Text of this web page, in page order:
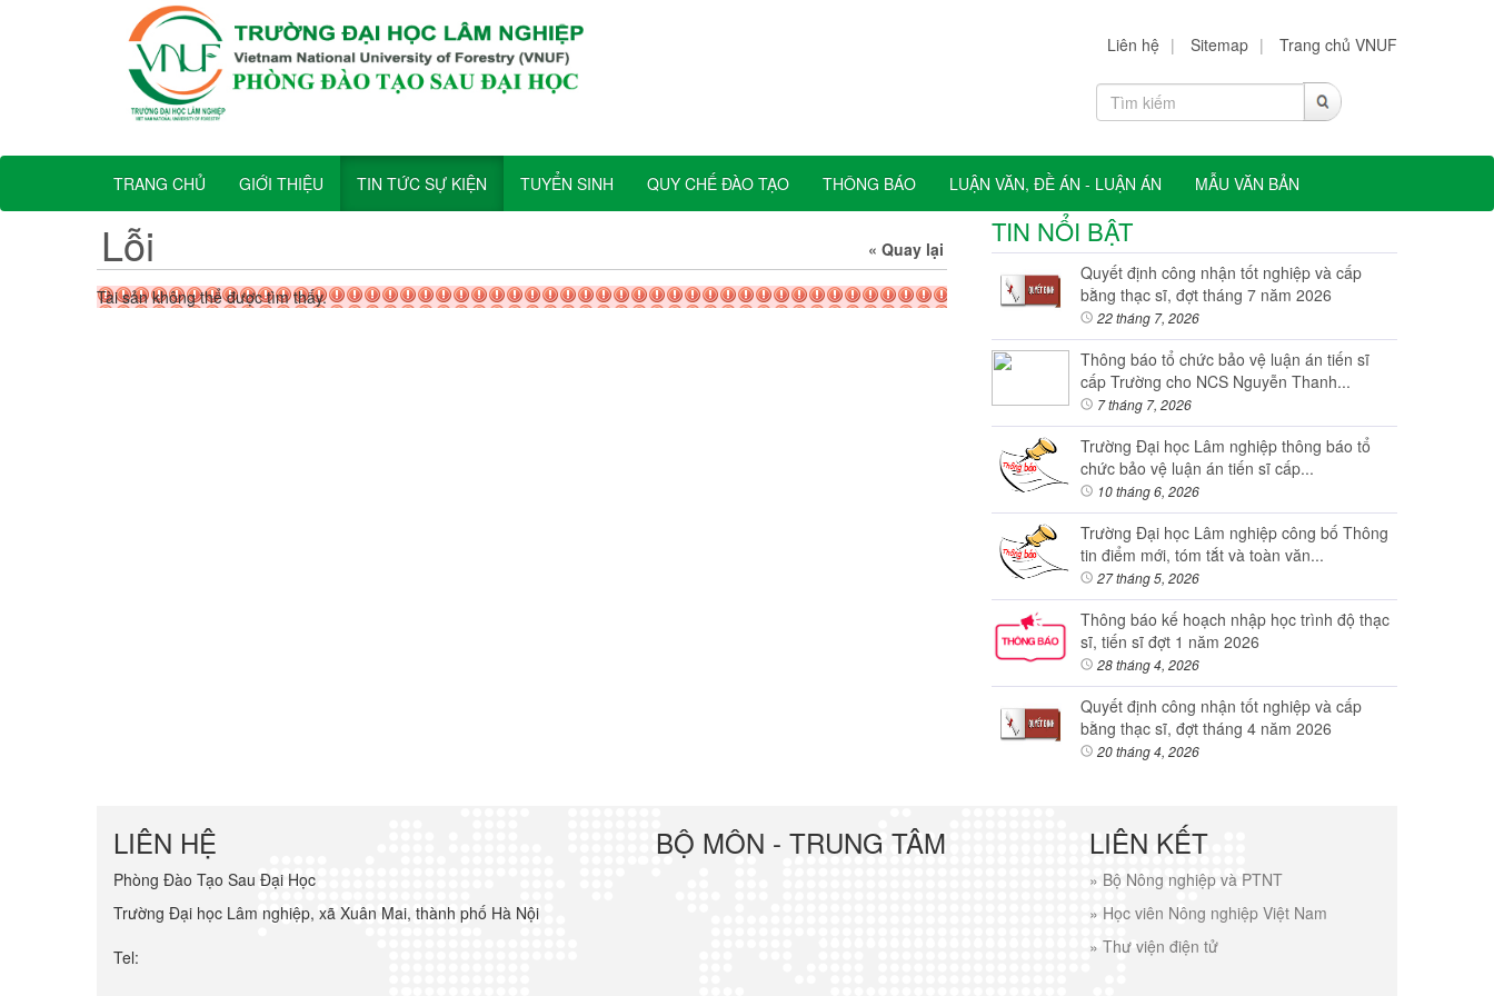
Liên hệ | Sitemap | Trang chủ VNUF
TRANG CHỦ GIỚI THIỆU TIN TỨC SỰ KIỆN TUYỂN SINH QUY CHẾ ĐÀO TẠO THÔNG BÁO LUẬN VĂN, ĐỀ ÁN - LUẬN ÁN MẪU VĂN BẢN
« Quay lại
Lỗi
Tài sản không thể được tìm thấy.
TIN NỔI BẬT
Quyết định công nhận tốt nghiệp và cấp
bằng thạc sĩ, đợt tháng 7 năm 2026
22 tháng 7, 2026
Thông báo tổ chức bảo vệ luận án tiến sĩ
cấp Trường cho NCS Nguyễn Thanh...
7 tháng 7, 2026
Trường Đại học Lâm nghiệp thông báo tổ
chức bảo vệ luận án tiến sĩ cấp...
10 tháng 6, 2026
Trường Đại học Lâm nghiệp công bố Thông
tin điểm mới, tóm tắt và toàn văn...
27 tháng 5, 2026
Thông báo kế hoạch nhập học trình độ thạc
sĩ, tiến sĩ đợt 1 năm 2026
28 tháng 4, 2026
Quyết định công nhận tốt nghiệp và cấp
bằng thạc sĩ, đợt tháng 4 năm 2026
20 tháng 4, 2026
LIÊN HỆ
Phòng Đào Tạo Sau Đại Học
Trường Đại học Lâm nghiệp, xã Xuân Mai, thành phố Hà Nội
Tel:
BỘ MÔN - TRUNG TÂM LIÊN KẾT
» Bộ Nông nghiệp và PTNT
» Học viên Nông nghiệp Việt Nam
» Thư viện điện tử